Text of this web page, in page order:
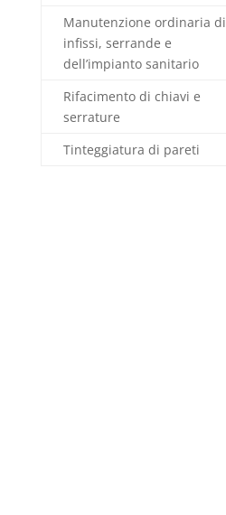
Manutenzione ordinaria di
infissi, serrande e
dell’impianto sanitario
Rifacimento di chiavi e
serrature
Tinteggiatura di pareti